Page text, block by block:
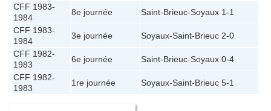
CFF 1983-
1984
8e journée Saint-Brieuc-Soyaux 1-1
CFF 1983-
1984
3e journée Soyaux-Saint-Brieuc 2-0
CFF 1982-
1983
6e journée Saint-Brieuc-Soyaux 0-4
CFF 1982-
1983
1re journée Soyaux-Saint-Brieuc 5-1